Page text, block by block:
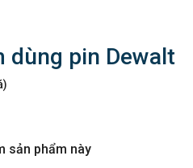
dùng pin Dewalt
sản phẩm này